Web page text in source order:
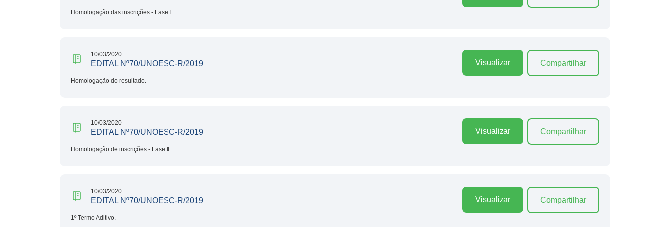
Homologação das inscrições - Fase I
10/03/2020
EDITAL Nº70/UNOESC-R/2019
Homologação do resultado.
Visualizar Compartilhar
10/03/2020
EDITAL Nº70/UNOESC-R/2019
Homologação de inscrições - Fase II
Visualizar Compartilhar
10/03/2020
EDITAL Nº70/UNOESC-R/2019
1º Termo Aditivo.
Visualizar Compartilhar